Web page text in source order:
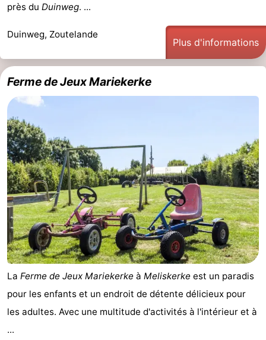
guidées
Sports
-
Piscines
-
Faire
du
vélo
-
Randonnée
Équitation
-
Terrains
de
golf
-
Peche
Sportive
-
Equitation
Boire
et
manger
Événements
Conduite
de
Pratiques
près du Duinweg. ...
Duinweg, Zoutelande
Plus d'informations
Ferme de Jeux Mariekerke
La Ferme de Jeux Mariekerke à Meliskerke est un paradis
pour les enfants et un endroit de détente délicieux pour
les adultes. Avec une multitude d'activités à l'intérieur et à
...